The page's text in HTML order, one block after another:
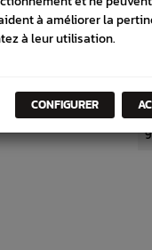
à améliorer la
à leur utilisation.
CONFIGURER